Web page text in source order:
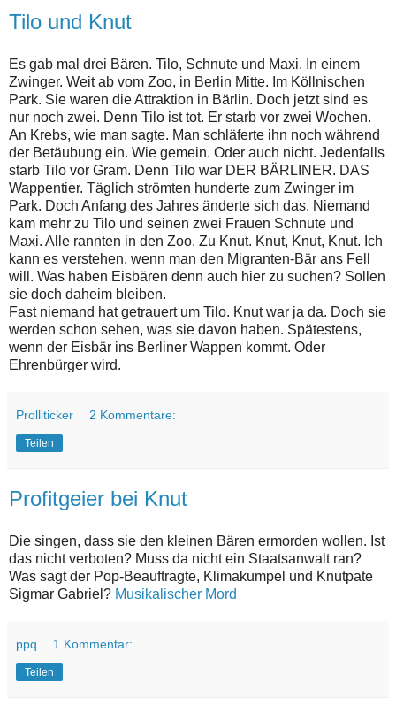
Tilo und Knut
Es gab mal drei Bären. Tilo, Schnute und Maxi. In einem
Zwinger. Weit ab vom Zoo, in Berlin Mitte. Im Köllnischen
Park. Sie waren die Attraktion in Bärlin. Doch jetzt sind es
nur noch zwei. Denn Tilo ist tot. Er starb vor zwei Wochen.
An Krebs, wie man sagte. Man schläferte ihn noch während
der Betäubung ein. Wie gemein. Oder auch nicht. Jedenfalls
starb Tilo vor Gram. Denn Tilo war DER BÄRLINER. DAS
Wappentier. Täglich strömten hunderte zum Zwinger im
Park. Doch Anfang des Jahres änderte sich das. Niemand
kam mehr zu Tilo und seinen zwei Frauen Schnute und
Maxi. Alle rannten in den Zoo. Zu Knut. Knut, Knut, Knut. Ich
kann es verstehen, wenn man den Migranten-Bär ans Fell
will. Was haben Eisbären denn auch hier zu suchen? Sollen
sie doch daheim bleiben.
Fast niemand hat getrauert um Tilo. Knut war ja da. Doch sie
werden schon sehen, was sie davon haben. Spätestens,
wenn der Eisbär ins Berliner Wappen kommt. Oder
Ehrenbürger wird.
Prolliticker 2 Kommentare:
Teilen
Profitgeier bei Knut
Die singen, dass sie den kleinen Bären ermorden wollen. Ist
das nicht verboten? Muss da nicht ein Staatsanwalt ran?
Was sagt der Pop-Beauftragte, Klimakumpel und Knutpate
Sigmar Gabriel? Musikalischer Mord
ppq 1 Kommentar:
Teilen